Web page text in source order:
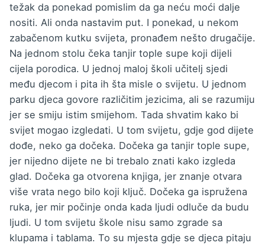
težak da ponekad pomislim da ga neću moći dalje
nositi. Ali onda nastavim put. I ponekad, u nekom
zabačenom kutku svijeta, pronađem nešto drugačije.
Na jednom stolu čeka tanjir tople supe koji dijeli
cijela porodica. U jednoj maloj školi učitelj sjedi
među djecom i pita ih šta misle o svijetu. U jednom
parku djeca govore različitim jezicima, ali se razumiju
jer se smiju istim smijehom. Tada shvatim kako bi
svijet mogao izgledati. U tom svijetu, gdje god dijete
dođe, neko ga dočeka. Dočeka ga tanjir tople supe,
jer nijedno dijete ne bi trebalo znati kako izgleda
glad. Dočeka ga otvorena knjiga, jer znanje otvara
više vrata nego bilo koji ključ. Dočeka ga ispružena
ruka, jer mir počinje onda kada ljudi odluče da budu
ljudi. U tom svijetu škole nisu samo zgrade sa
klupama i tablama. To su mjesta gdje se djeca pitaju